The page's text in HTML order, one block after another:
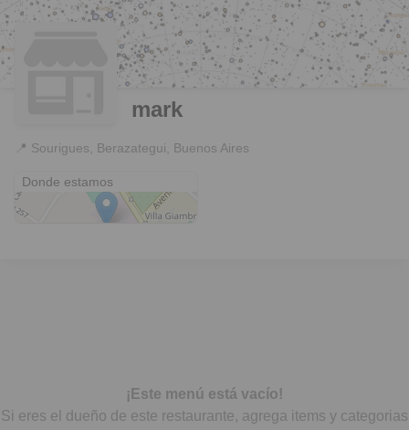
mark
📍 Sourigues, Berazategui, Buenos Aires
Donde estamos
¡Este menú está vacío!
Si eres el dueño de este restaurante, agrega items y categorias